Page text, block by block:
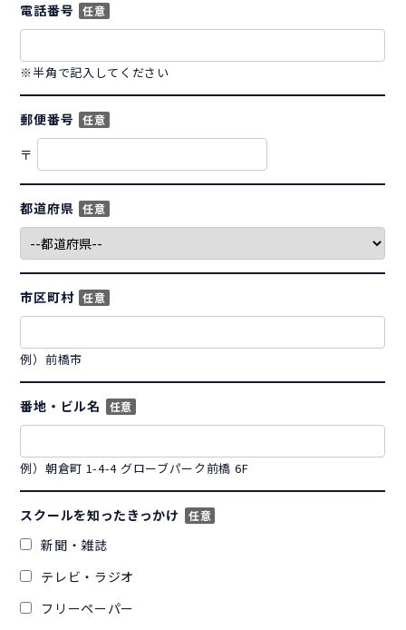
電話番号 任意
※半角で記入してください
郵便番号 任意
〒
都道府県 任意
市区町村 任意
例）前橋市
番地・ビル名 任意
例）朝倉町 1-4-4 グローブパーク前橋 6F
スクールを知ったきっかけ 任意
新聞・雑誌
テレビ・ラジオ
フリーペーパー